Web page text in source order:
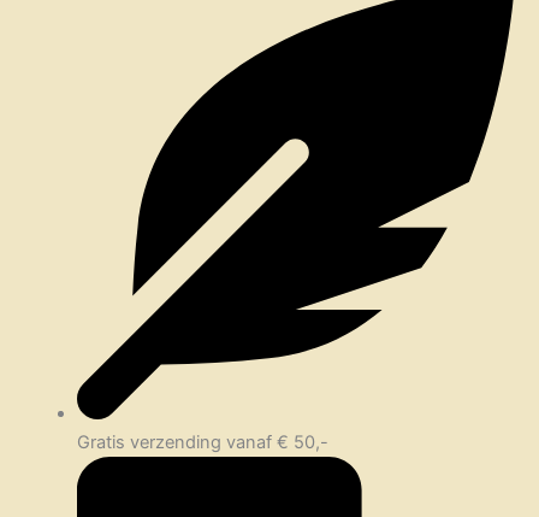
Gratis verzending vanaf € 50,-